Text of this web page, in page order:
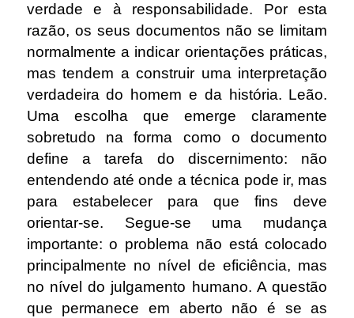
verdade e à responsabilidade. Por esta
razão, os seus documentos não se limitam
normalmente a indicar orientações práticas,
mas tendem a construir uma interpretação
verdadeira do homem e da história. Leão.
Uma escolha que emerge claramente
sobretudo na forma como o documento
define a tarefa do discernimento: não
entendendo até onde a técnica pode ir, mas
para estabelecer para que fins deve
orientar-se. Segue-se uma mudança
importante: o problema não está colocado
principalmente no nível de eficiência, mas
no nível do julgamento humano. A questão
que permanece em aberto não é se as